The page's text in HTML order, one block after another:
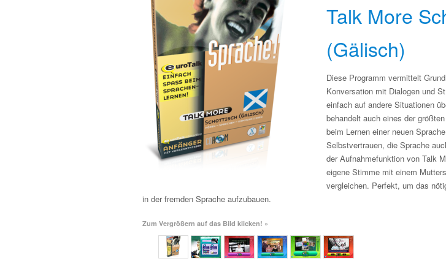
Talk More
(Gälisch)
Diese Programm vermittelt
Konversation mit Dialogen und
einfach auf andere Situationen
behandelt auch eines der
beim Lernen einer neuen
Selbstvertrauen, die Sprache
der Aufnahmefunktion von Talk
eigene Stimme mit einem
vergleichen. Perfekt, um das
in der fremden Sprache aufzubauen.
Zum Vergrößern auf das Bild klicken! »